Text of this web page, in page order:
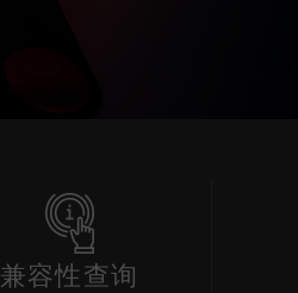
兼容性查询